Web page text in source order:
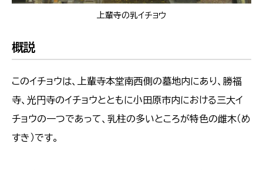
上輩寺の乳イチョウ
概説
このイチョウは、上輩寺本堂南西側の墓地内にあり、勝福
寺、光円寺のイチョウとともに小田原市内における三大イ
チョウの一つであって、乳柱の多いところが特色の雌木（め
すき）です。